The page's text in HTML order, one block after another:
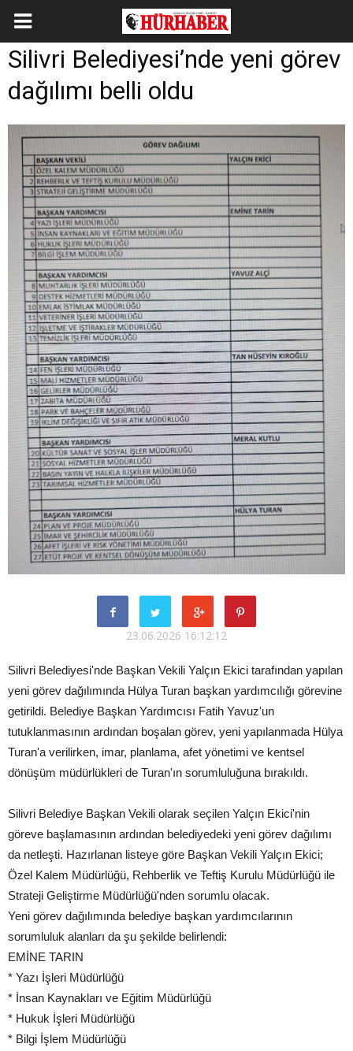
Silivri Belediyesi’nde yeni görev
dağılımı belli oldu
23.06.2026 16:12:12
Silivri Belediyesi'nde Başkan Vekili Yalçın Ekici tarafından yapılan
yeni görev dağılımında Hülya Turan başkan yardımcılığı görevine
getirildi. Belediye Başkan Yardımcısı Fatih Yavuz'un
tutuklanmasının ardından boşalan görev, yeni yapılanmada Hülya
Turan'a verilirken, imar, planlama, afet yönetimi ve kentsel
dönüşüm müdürlükleri de Turan'ın sorumluluğuna bırakıldı.
Silivri Belediye Başkan Vekili olarak seçilen Yalçın Ekici'nin
göreve başlamasının ardından belediyedeki yeni görev dağılımı
da netleşti. Hazırlanan listeye göre Başkan Vekili Yalçın Ekici;
Özel Kalem Müdürlüğü, Rehberlik ve Teftiş Kurulu Müdürlüğü ile
Strateji Geliştirme Müdürlüğü'nden sorumlu olacak.
Yeni görev dağılımında belediye başkan yardımcılarının
sorumluluk alanları da şu şekilde belirlendi:
EMİNE TARIN
* Yazı İşleri Müdürlüğü
* İnsan Kaynakları ve Eğitim Müdürlüğü
* Hukuk İşleri Müdürlüğü
* Bilgi İşlem Müdürlüğü